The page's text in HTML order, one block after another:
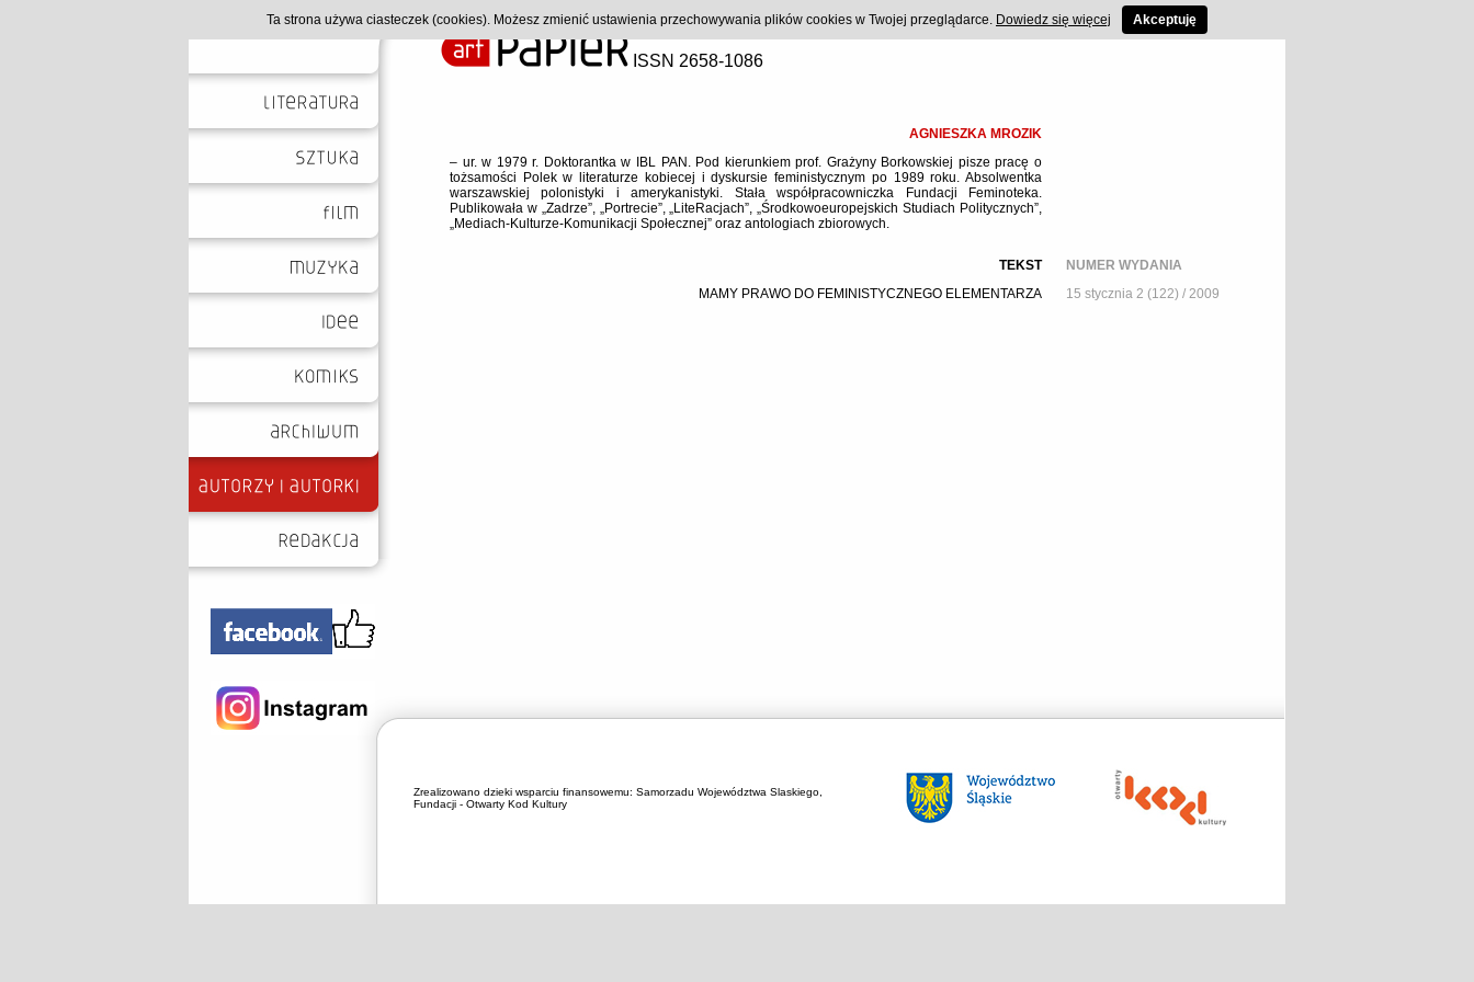
ISSN 2658-1086
AGNIESZKA MROZIK
– ur. w 1979 r. Doktorantka w IBL PAN. Pod kierunkiem prof. Grażyny Borkowskiej pisze pracę o
tożsamości Polek w literaturze kobiecej i dyskursie feministycznym po 1989 roku. Absolwentka
warszawskiej polonistyki i amerykanistyki. Stała współpracowniczka Fundacji Feminoteka.
Publikowała w „Zadrze”, „Portrecie”, „LiteRacjach”, „Środkowoeuropejskich Studiach Politycznych”,
„Mediach-Kulturze-Komunikacji Społecznej” oraz antologiach zbiorowych.
TEKST
NUMER WYDANIA
MAMY PRAWO DO FEMINISTYCZNEGO ELEMENTARZA
15 stycznia 2 (122) / 2009
Zrealizowano dzieki wsparciu finansowemu: Samorzadu Województwa Slaskiego,
Fundacji - Otwarty Kod Kultury
Ta strona używa ciasteczek (cookies). Możesz zmienić ustawienia przechowywania plików cookies w Twojej przeglądarce. Dowiedz się więcej Akceptuję